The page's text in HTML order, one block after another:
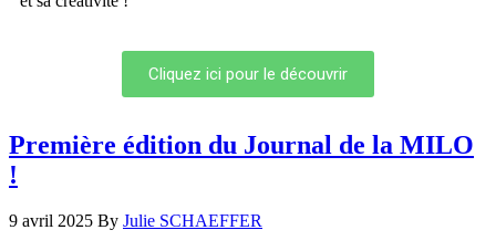
Cliquez ici pour le découvrir
Première édition du Journal de la MILO
!
9 avril 2025 By Julie SCHAEFFER